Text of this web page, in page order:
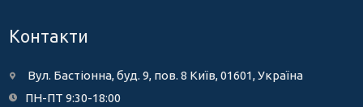
Контакти
Вул. Бастіонна, буд. 9, пов. 8 Київ, 01601, Україна
ПН-ПТ 9:30-18:00